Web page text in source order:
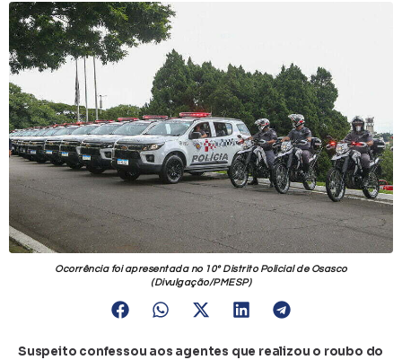
Ocorrência foi apresentada no 10º Distrito Policial de Osasco
(Divulgação/PMESP)
Suspeito confessou aos agentes que realizou o roubo do